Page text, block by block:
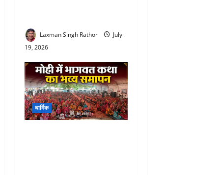
o
n
Laxman Singh Rathor
July
19, 2026
धार्मिक